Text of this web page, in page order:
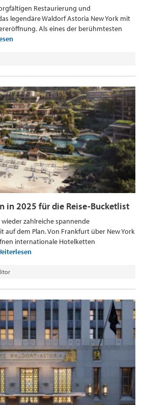
Restaurierung und
legendäre Waldorf Astoria New York mit
Als eines der berühmtesten
in 2025 für die Reise-Bucketlist
zahlreiche spannende
dem Plan. Von Frankfurt über New York
internationale Hotelketten